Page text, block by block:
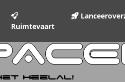
Ruimtevaart
heelal!